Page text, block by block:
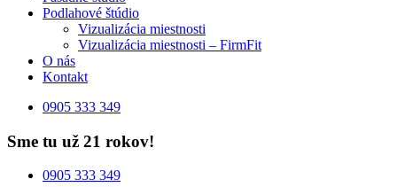
Podlahové štúdio
Vizualizácia miestnosti
Vizualizácia miestnosti – FirmFit
O nás
Kontakt
0905 333 349
Sme tu už 21 rokov!
0905 333 349